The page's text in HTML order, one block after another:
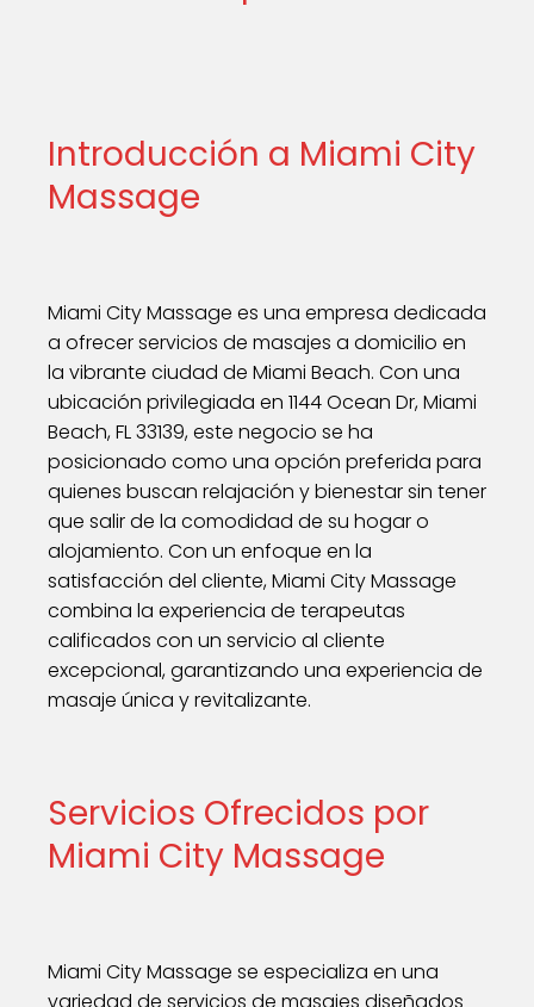
Introducción a Miami City
Massage
Miami City Massage es una empresa dedicada
a ofrecer servicios de masajes a domicilio en
la vibrante ciudad de Miami Beach. Con una
ubicación privilegiada en 1144 Ocean Dr, Miami
Beach, FL 33139, este negocio se ha
posicionado como una opción preferida para
quienes buscan relajación y bienestar sin tener
que salir de la comodidad de su hogar o
alojamiento. Con un enfoque en la
satisfacción del cliente, Miami City Massage
combina la experiencia de terapeutas
calificados con un servicio al cliente
excepcional, garantizando una experiencia de
masaje única y revitalizante.
Servicios Ofrecidos por
Miami City Massage
Miami City Massage se especializa en una